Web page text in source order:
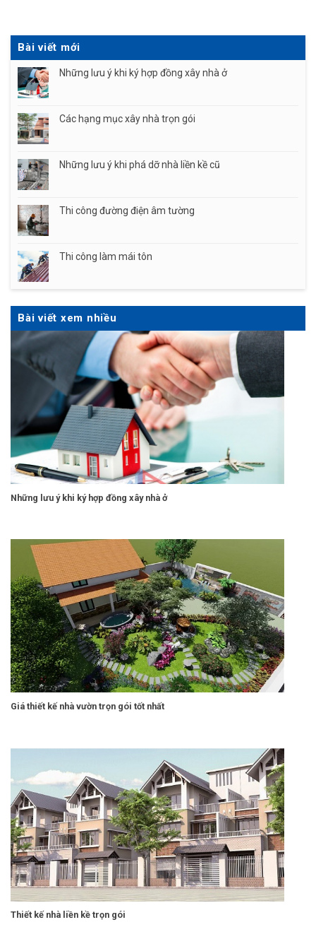
Bài viết mới
Những lưu ý khi ký hợp đồng xây nhà ở
Các hạng mục xây nhà trọn gói
Những lưu ý khi phá dỡ nhà liền kề cũ
Thi công đường điện âm tường
Thi công làm mái tôn
Bài viết xem nhiều
Những lưu ý khi ký hợp đồng xây nhà ở
Giá thiết kế nhà vườn trọn gói tốt nhất
Thiết kế nhà liền kề trọn gói